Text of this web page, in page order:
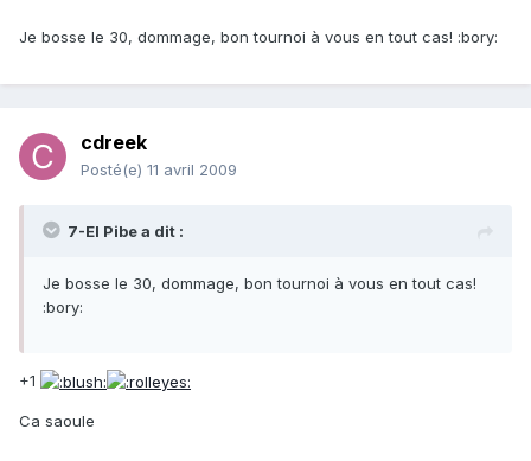
Je bosse le 30, dommage, bon tournoi à vous en tout cas! :bory:
cdreek
Posté(e) 11 avril 2009
7-El Pibe a dit :
Je bosse le 30, dommage, bon tournoi à vous en tout cas!
:bory:
+1
Ca saoule